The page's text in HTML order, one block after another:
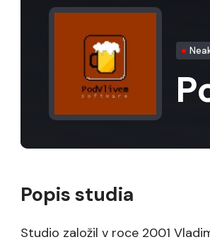
Popis studia
Studio založil v roce 2001